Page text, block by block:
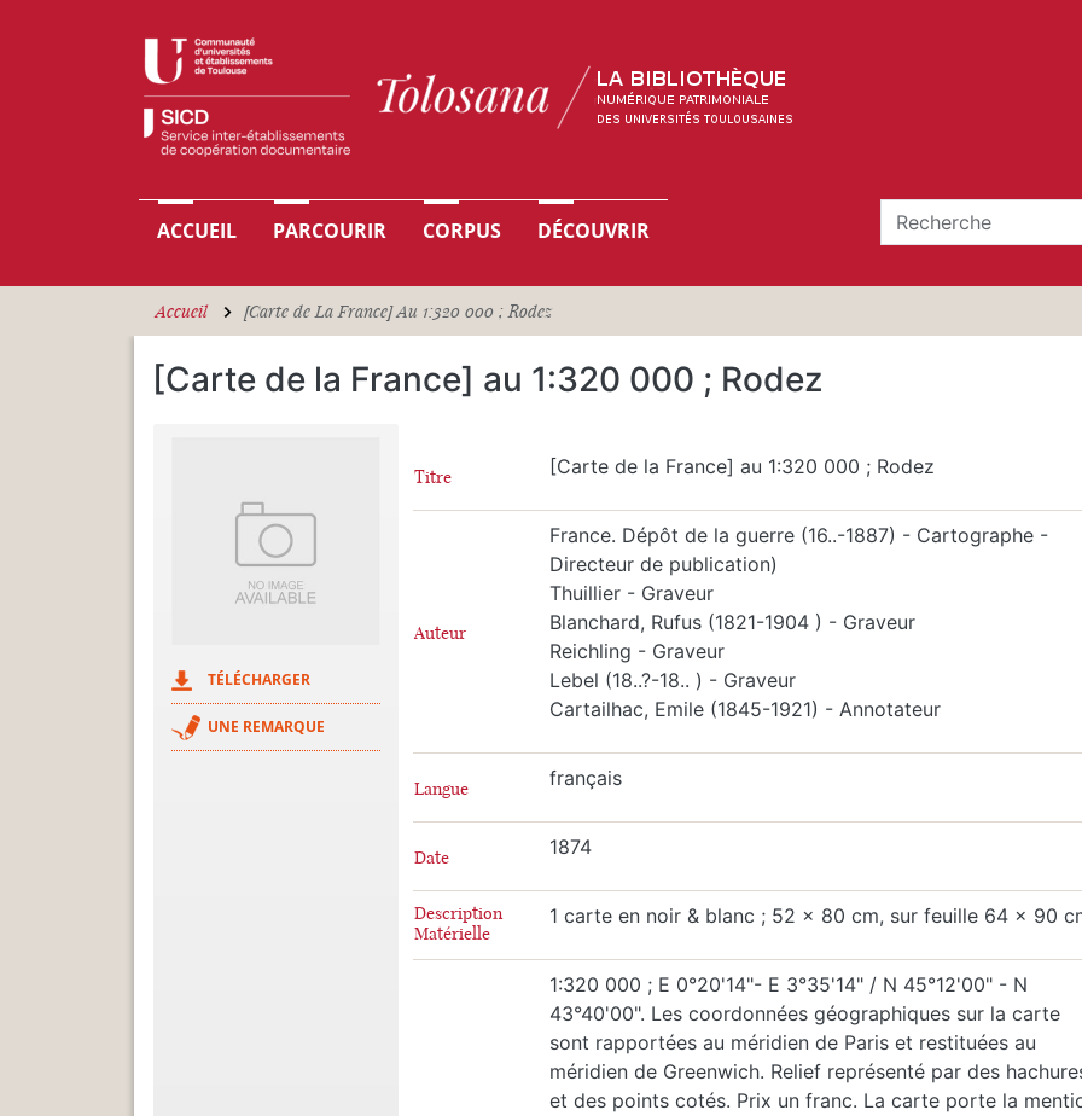
Navigation principale
ACCUEIL PARCOURIR CORPUS DÉCOUVRIR
Accueil [Carte de La France] Au 1:320 000 ; Rodez
[Carte de la France] au 1:320 000 ; Rodez
TÉLÉCHARGER
UNE REMARQUE
Titre [Carte de la France] au 1:320 000 ; Rodez
Auteur
France. Dépôt de la guerre (16..-1887)‎ - Cartographe -
Directeur de publication)
Thuillier - Graveur
Blanchard, Rufus (1821-1904 ) - Graveur
Reichling - Graveur
Lebel (18..?-18.. ) - Graveur
Cartailhac, Emile (1845-1921) - Annotateur
Langue français
Date 1874
Description
Matérielle
1 carte‎ en noir & blanc ; 52 x 80 cm, sur feuille 64 x 90
1:320 000‎ ; E 0°20'14"- E 3°35'14" / N 45°12'00" - N
43°40'00". Les coordonnées géographiques sur la carte
sont rapportées au méridien de Paris et restituées au
méridien de Greenwich. Relief représenté par des
et des points cotés. Prix un franc. La carte porte la